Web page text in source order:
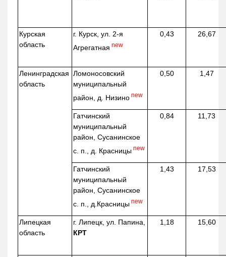
Курская
область
г. Курск, ул. 2-я
Агрегатная new
0,43 26,67
Ленинградская
область
Ломоносовский
муниципальный
район, д. Низино new
0,50 1,47
Гатчинский
муниципальный
район, Сусанинское
с. п., д. Красницы new
0,84 11,73
Гатчинский
муниципальный
район, Сусанинское
с. п., д.Красницы new
1,43 17,53
Липецкая
область
г. Липецк, ул. Папина,
КРТ
1,18 15,60